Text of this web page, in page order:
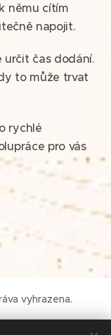
němu cítím
napojit.
určit čas dodání.
to může trvat
rychlé
pro vás
vyhrazena.